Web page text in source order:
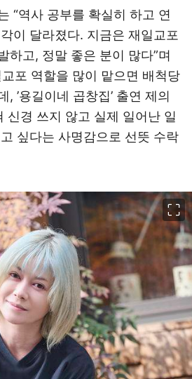
“역사 공부를 확실히 하고 연
이 달라졌다. 지금은 재일교포
하고, 정말 좋은 분이 많다”며
포 역할을 많이 맡으면 배척당
’용길이네 곱창집’ 출연 제의
신경 쓰지 않고 실제 일어난 일
싶다는 사명감으로 선뜻 수락